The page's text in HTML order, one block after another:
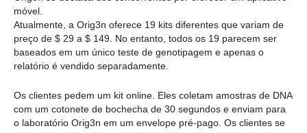
móvel.
Atualmente, a Orig3n oferece 19 kits diferentes que variam de
preço de $ 29 a $ 149. No entanto, todos os 19 parecem ser
baseados em um único teste de genotipagem e apenas o
relatório é vendido separadamente.
Os clientes pedem um kit online. Eles coletam amostras de DNA
com um cotonete de bochecha de 30 segundos e enviam para
o laboratório Orig3n em um envelope pré-pago. Os clientes se